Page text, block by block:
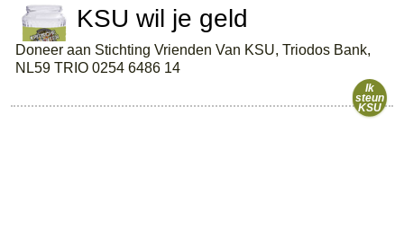
KSU wil je geld
Doneer aan Stichting Vrienden Van KSU, Triodos Bank,
NL59 TRIO 0254 6486 14
Ik
steun
KSU